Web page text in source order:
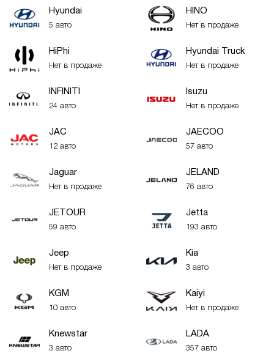
Hyundai
5 авто
HINO
Нет в продаже
HiPhi
Нет в продаже
Hyundai Truck
Нет в продаже
INFINITI
24 авто
Isuzu
Нет в продаже
JAC
12 авто
JAECOO
57 авто
Jaguar
Нет в продаже
JELAND
76 авто
JETOUR
59 авто
Jetta
193 авто
Jeep
Нет в продаже
Kia
3 авто
KGM
10 авто
Kaiyi
Нет в продаже
Knewstar
3 авто
LADA
357 авто